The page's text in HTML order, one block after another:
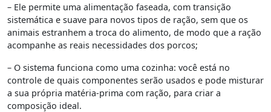
– Ele permite uma alimentação faseada, com transição
sistemática e suave para novos tipos de ração, sem que os
animais estranhem a troca do alimento, de modo que a ração
acompanhe as reais necessidades dos porcos;
– O sistema funciona como uma cozinha: você está no
controle de quais componentes serão usados e pode misturar
a sua própria matéria-prima com ração, para criar a
composição ideal.